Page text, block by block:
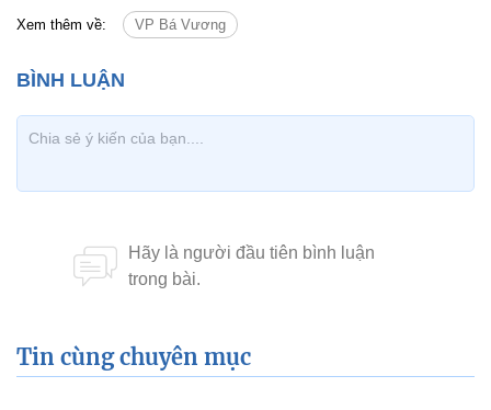
Xem thêm về: VP Bá Vương
Tin cùng chuyên mục